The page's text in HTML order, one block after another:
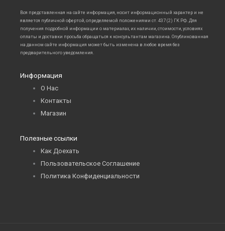
Вся представленная на сайте информация, носит информационный характер и не
является публичной офертой, определяемой положениями ст. 437 (2) ГК РФ. Для
получения подробной информации о материалах, их наличии, стоимости, условиях
оплаты и доставки просьба обращаться к консультантам магазина. Опубликованная
на данном сайте информация может быть изменена в любое время без
предварительного уведомления.
Информация
О Нас
Контакты
Магазин
Полезные ссылки
Как Доехать
Пользовательское Соглашение
Политика Конфиденциальности